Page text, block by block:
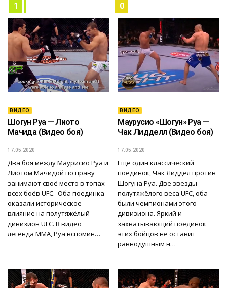
1 0
ВИДЕО
Шогун Руа — Лиото
Мачида (Видео боя)
17.05.2020
Два боя между Маурисио Руа и
Лиотом Мачидой по праву
занимают своё место в топах
всех боёв UFC. Оба поединка
оказали историческое
влияние на полутяжёлый
дивизион UFC. В видео
легенда ММА, Руа вспомин…
ВИДЕО
Маурусио «Шогун» Руа —
Чак Лидделл (Видео боя)
17.05.2020
Ещё один классический
поединок, Чак Лиддел против
Шогуна Руа. Две звезды
полутяжёлого веса UFC, оба
были чемпионами этого
дивизиона. Яркий и
захватывающий поединок
этих бойцов не оставит
равнодушным н…